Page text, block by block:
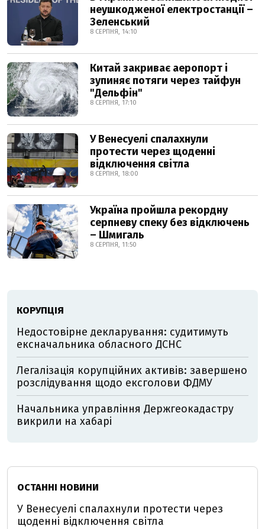
неушкодженої електростанції –
Зеленський
8 СЕРПНЯ, 14:10
Китай закриває аеропорт і
зупиняє потяги через тайфун
"Дельфін"
8 СЕРПНЯ, 17:10
У Венесуелі спалахнули
протести через щоденні
відключення світла
8 СЕРПНЯ, 18:00
Україна пройшла рекордну
серпневу спеку без відключень
– Шмигаль
8 СЕРПНЯ, 11:50
КОРУПЦІЯ
Недостовірне декларування: судитимуть
ексначальника обласного ДСНС
Легалізація корупційних активів: завершено
розслідування щодо ексголови ФДМУ
Начальника управління Держгеокадастру
викрили на хабарі
ОСТАННІ НОВИНИ
У Венесуелі спалахнули протести через
щоденні відключення світла